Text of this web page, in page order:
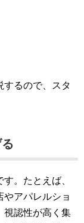
するので、スタ
。たとえば、
やアパレルショ
視認性が高く集